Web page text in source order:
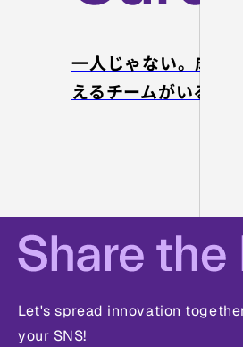
一人じゃない。成長を
えるチームがいる。
Let's spread innovation
your SNS!